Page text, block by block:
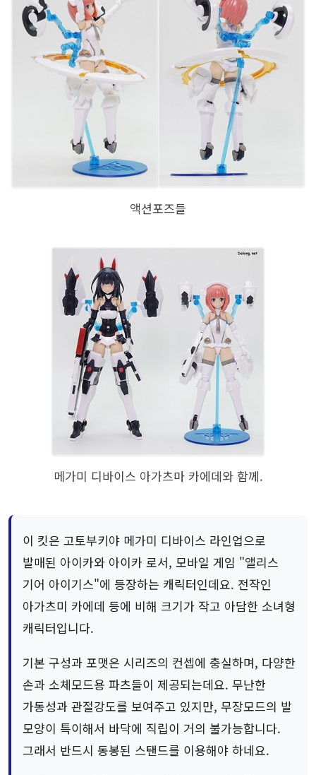
액션포즈들
메가미 디바이스 아가츠마 카에데와 함께.
이 킷은 고토부키야 메가미 디바이스 라인업으로
발매된 아이카와 아이카 로서, 모바일 게임 "앨리스
기어 아이기스"에 등장하는 캐릭터인데요. 전작인
아가츠미 카에데 등에 비해 크기가 작고 아담한 소녀형
캐릭터입니다.
기본 구성과 포맷은 시리즈의 컨셉에 충실하며, 다양한
손과 소체모드용 파츠들이 제공되는데요. 무난한
가동성과 관절강도를 보여주고 있지만, 무장모드의 발
모양이 특이해서 바닥에 직립이 거의 불가능합니다.
그래서 반드시 동봉된 스탠드를 이용해야 하네요.